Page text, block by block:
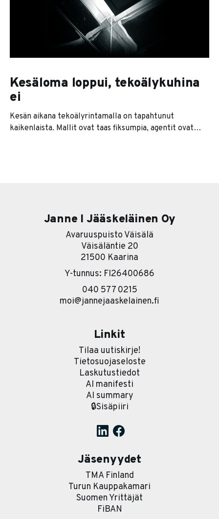
Kesäloma loppui, tekoälykuhina
ei
Kesän aikana tekoälyrintamalla on tapahtunut
kaikenlaista. Mallit ovat taas fiksumpia, agentit ovat
Janne I Jääskeläinen Oy
Avaruuspuisto Väisälä
Väisäläntie 20
21500 Kaarina
Y-tunnus: FI26400686
040 577 0215
moi@jannejaaskelainen.fi
Linkit
Tilaa uutiskirje!
Tietosuojaseloste
Laskutustiedot
AI manifesti
AI summary
🔒Sisäpiiri
Jäsenyydet
TMA Finland
Turun Kauppakamari
Suomen Yrittäjät
FiBAN